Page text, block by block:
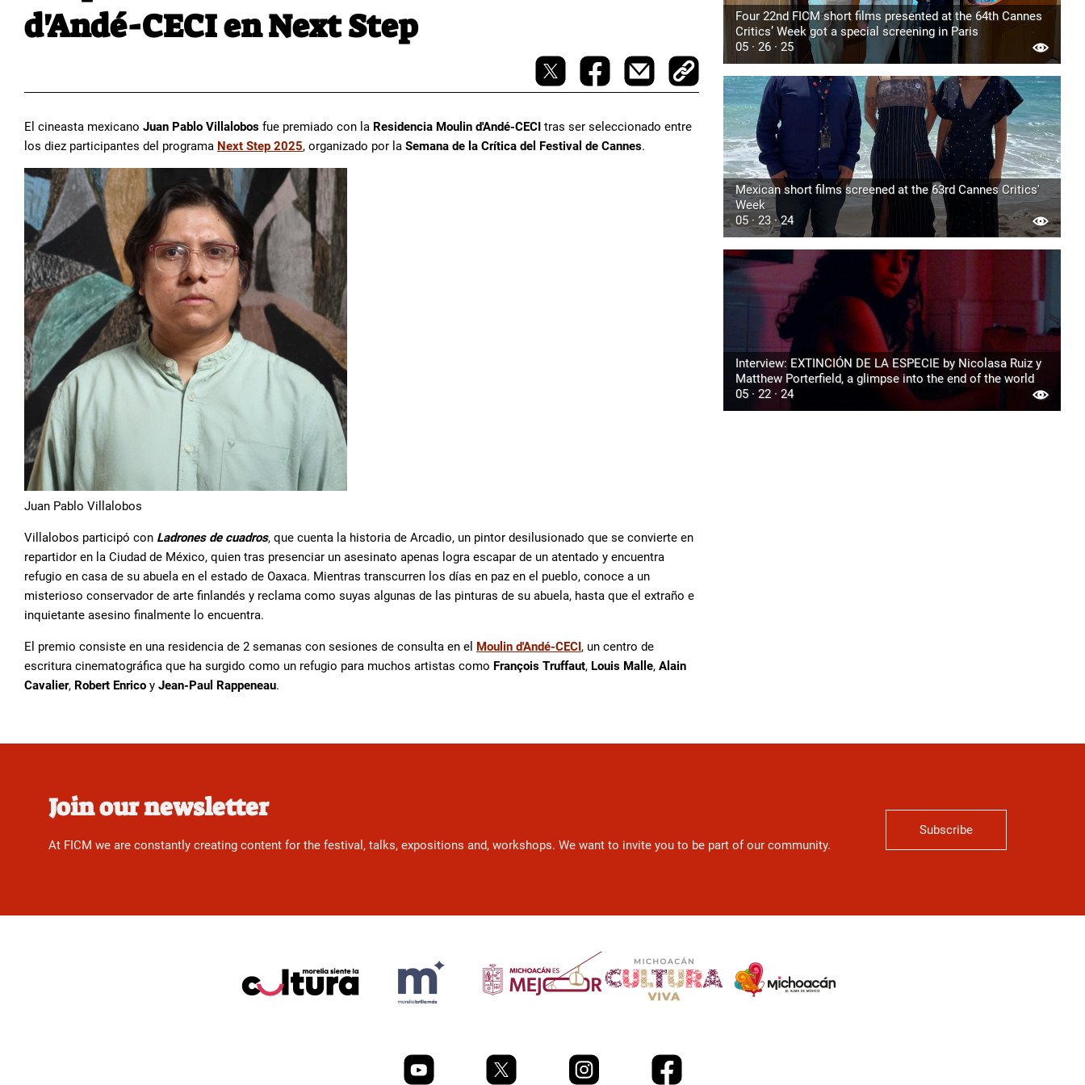
d'Andé-CECI en Next Step
El cineasta mexicano Juan Pablo Villalobos fue premiado con la Residencia Moulin d'Andé-CECI tras ser seleccionado entre
los diez participantes del programa Next Step 2025, organizado por la Semana de la Crítica del Festival de Cannes.
Juan Pablo Villalobos
Villalobos participó con Ladrones de cuadros, que cuenta la historia de Arcadio, un pintor desilusionado que se convierte en
repartidor en la Ciudad de México, quien tras presenciar un asesinato apenas logra escapar de un atentado y encuentra
refugio en casa de su abuela en el estado de Oaxaca. Mientras transcurren los días en paz en el pueblo, conoce a un
misterioso conservador de arte finlandés y reclama como suyas algunas de las pinturas de su abuela, hasta que el extraño e
inquietante asesino finalmente lo encuentra.
El premio consiste en una residencia de 2 semanas con sesiones de consulta en el Moulin d'Andé-CECI, un centro de
escritura cinematográfica que ha surgido como un refugio para muchos artistas como François Truffaut, Louis Malle, Alain
Cavalier, Robert Enrico y Jean-Paul Rappeneau.
Four 22nd FICM short films presented at the 64th Cannes
Critics’ Week got a special screening in Paris
05 · 26 · 25
Mexican short films screened at the 63rd Cannes Critics'
Week
05 · 23 · 24
Interview: EXTINCIÓN DE LA ESPECIE by Nicolasa Ruiz y
Matthew Porterfield, a glimpse into the end of the world
05 · 22 · 24
Join our newsletter
At FICM we are constantly creating content for the festival, talks, expositions and, workshops. We want to invite you to be part of our community.
Subscribe